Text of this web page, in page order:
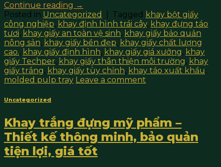
Continue reading →
Posted in Uncategorized Tagged khay bột giấy
công nghiệp, khay định hình trái cây, khay đựng táo
tươi, khay giấy an toàn vệ sinh, khay giấy bảo quản
nông sản, khay giấy bền đẹp, khay giấy chất lượng
cao., khay giấy định hình, khay giấy giá xưởng, khay
giấy Techper, khay giấy thân thiện môi trường, khay
giấy trắng, khay giấy tùy chỉnh, khay táo xuất khẩu,
molded pulp tray Leave a comment
Uncategorized
Khay trắng đựng mỹ phẩm –
Thiết kế thông minh, bảo quản
tiện lợi, giá tốt